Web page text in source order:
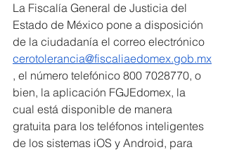
La Fiscalía General de Justicia del
Estado de México pone a disposición
de la ciudadanía el correo electrónico
cerotolerancia@fiscaliaedomex.gob.mx
, el número telefónico 800 7028770, o
bien, la aplicación FGJEdomex, la
cual está disponible de manera
gratuita para los teléfonos inteligentes
de los sistemas iOS y Android, para